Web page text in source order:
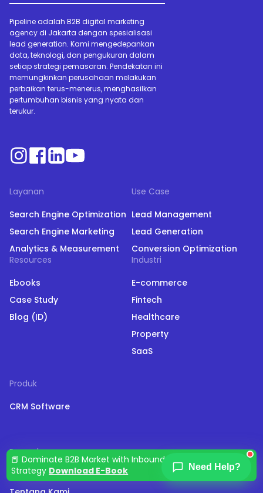
📕 Dominate B2B Market with Inbound Marketing
Strategy Download E-Book
Pipeline adalah B2B digital marketing
agency di Jakarta dengan spesialisasi
lead generation. Kami mengedepankan
data, teknologi, dan pengukuran dalam
setiap strategi pemasaran. Pendekatan ini
memungkinkan perusahaan melakukan
perbaikan terus-menerus, menghasilkan
pertumbuhan bisnis yang nyata dan
terukur.
Layanan
Search Engine Optimization
Search Engine Marketing
Analytics & Measurement
Resources
Ebooks
Case Study
Blog (ID)
Use Case
Lead Management
Lead Generation
Conversion Optimization
Industri
E-commerce
Fintech
Healthcare
Property
SaaS
Produk
CRM Software
Perusahaan
Harga
Need Help?